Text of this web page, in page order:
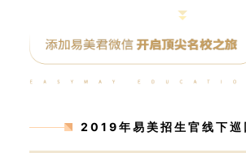
2019年易美招生官线下巡